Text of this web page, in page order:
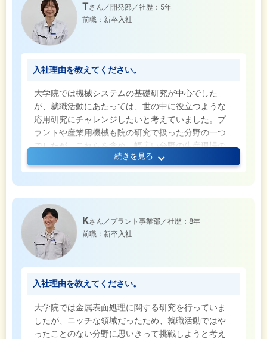
Tさん／開発部／社歴：5年
前職：新卒入社
入社理由を教えてください。
大学院では機械システムの基礎研究が中心でした
が、就職活動にあたっては、世の中に役立つような
応用研究にチャレンジしたいと考えていました。プ
ラントや産業用機械も院の研究で扱った分野の一つ
でしたが、これらを含め、幅広い分野の生産現場の
課題を技術力で解決する東レエンジニアリングは、
まさに私の想いにマッチする事業を展開していたこ
とが、入社を決めた理由です。東レグループとして
培ってきた技術力はもちろん、最先端のエンジニア
リングやソフトウエアなど、次世代のものづくりに
向けた取り組みに積極的だったことも、私のモチベ
ーションを上げてくれました。
続きを見る
Kさん／プラント事業部／社歴：8年
前職：新卒入社
入社理由を教えてください。
大学院では金属表面処理に関する研究を行っていま
したが、ニッチな領域だったため、就職活動ではや
ったことのない分野に思いきって挑戦しようと考え